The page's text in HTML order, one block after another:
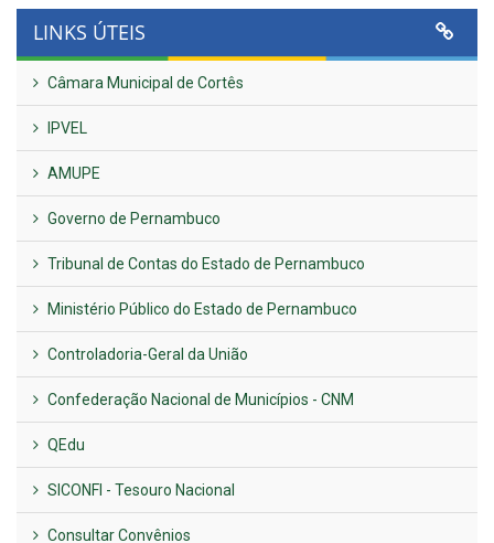
LINKS ÚTEIS
Câmara Municipal de Cortês
IPVEL
AMUPE
Governo de Pernambuco
Tribunal de Contas do Estado de Pernambuco
Ministério Público do Estado de Pernambuco
Controladoria-Geral da União
Confederação Nacional de Municípios - CNM
QEdu
SICONFI - Tesouro Nacional
Consultar Convênios